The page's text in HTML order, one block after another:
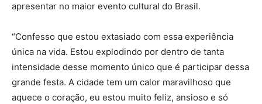
apresentar no maior evento cultural do Brasil.
“Confesso que estou extasiado com essa experiência
única na vida. Estou explodindo por dentro de tanta
intensidade desse momento único que é participar dessa
grande festa. A cidade tem um calor maravilhoso que
aquece o coração, eu estou muito feliz, ansioso e só